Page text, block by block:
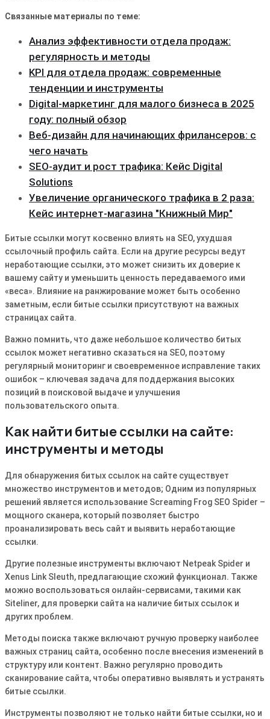
Связанные материалы по теме:
Анализ эффективности отдела продаж:
регулярность и методы
KPI для отдела продаж: современные
тенденции и инструменты
Digital-маркетинг для малого бизнеса в 2025
году: полный обзор
Веб-дизайн для начинающих фрилансеров: с
чего начать
SEO-аудит и рост трафика: Кейс Digital
Solutions
Увеличение органического трафика в 2 раза:
Кейс интернет-магазина "Книжный Мир"
Битые ссылки могут косвенно влиять на SEO, ухудшая
ссылочный профиль сайта. Если на другие ресурсы ведут
неработающие ссылки, это может снизить их доверие к
вашему сайту и уменьшить ценность передаваемого ими
«веса». Влияние на ранжирование может быть особенно
заметным, если битые ссылки присутствуют на важных
страницах сайта.
Важно помнить, что даже небольшое количество битых
ссылок может негативно сказаться на SEO, поэтому
регулярный мониторинг и своевременное исправление таких
ошибок – ключевая задача для поддержания высоких
позиций в поисковой выдаче и улучшения
пользовательского опыта.
Как найти битые ссылки на сайте:
инструменты и методы
Для обнаружения битых ссылок на сайте существует
множество инструментов и методов; Одним из популярных
решений является использование Screaming Frog SEO Spider –
мощного сканера, который позволяет быстро
проанализировать весь сайт и выявить неработающие
ссылки.
Другие полезные инструменты включают Netpeak Spider и
Xenus Link Sleuth, предлагающие схожий функционал. Также
можно воспользоваться онлайн-сервисами, такими как
Siteliner, для проверки сайта на наличие битых ссылок и
других проблем.
Методы поиска также включают ручную проверку наиболее
важных страниц сайта, особенно после внесения изменений в
структуру или контент. Важно регулярно проводить
сканирование сайта, чтобы оперативно выявлять и устранять
битые ссылки.
Инструменты позволяют не только найти битые ссылки, но и